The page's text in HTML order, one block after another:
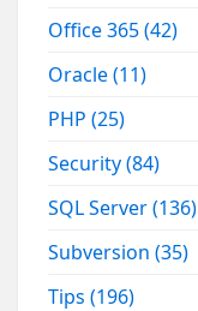
Office 365(42)
Oracle(11)
PHP(25)
Security(84)
SQL Server(136)
Subversion(35)
Tips(196)